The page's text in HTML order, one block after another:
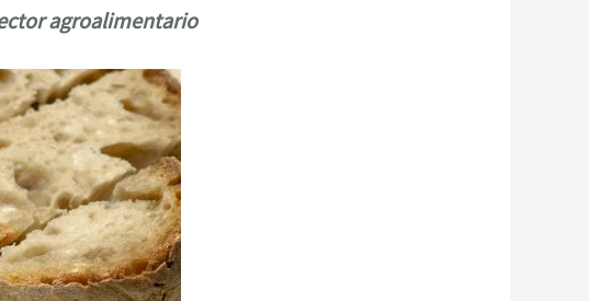
agroalimentario